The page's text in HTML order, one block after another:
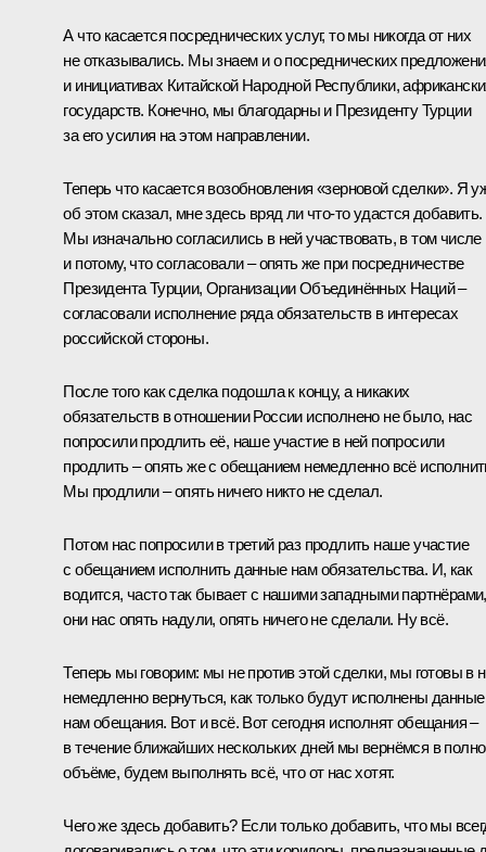
А что касается посреднических услуг, то мы никогда от них
не отказывались. Мы знаем и о посреднических
и инициативах Китайской Народной Республики,
государств. Конечно, мы благодарны и Президенту Турции
за его усилия на этом направлении.
Теперь что касается возобновления «зерновой сделки». Я
об этом сказал, мне здесь вряд ли что-то удастся добавить.
Мы изначально согласились в ней участвовать, в том числе
и потому, что согласовали – опять же при посредничестве
Президента Турции, Организации Объединённых Наций –
согласовали исполнение ряда обязательств в интересах
российской стороны.
После того как сделка подошла к концу, а никаких
обязательств в отношении России исполнено не было, нас
попросили продлить её, наше участие в ней попросили
продлить – опять же с обещанием немедленно всё
Мы продлили – опять ничего никто не сделал.
Потом нас попросили в третий раз продлить наше участие
с обещанием исполнить данные нам обязательства. И, как
водится, часто так бывает с нашими западными партнёрами,
они нас опять надули, опять ничего не сделали. Ну всё.
Теперь мы говорим: мы не против этой сделки, мы готовы в
немедленно вернуться, как только будут исполнены данные
нам обещания. Вот и всё. Вот сегодня исполнят обещания –
в течение ближайших нескольких дней мы вернёмся в
объёме, будем выполнять всё, что от нас хотят.
Чего же здесь добавить? Если только добавить, что мы